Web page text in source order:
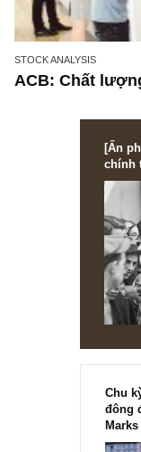
ACB: Chất